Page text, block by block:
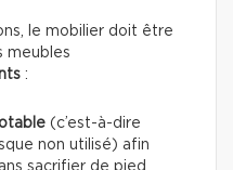
le mobilier doit être
meubles
:
(c’est-à-dire
non utilisé) afin